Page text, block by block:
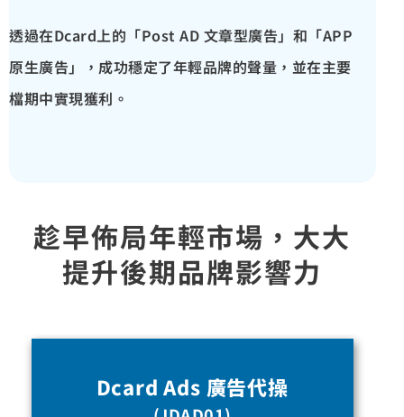
透過在Dcard上的「Post AD 文章型廣告」和「APP
原生廣告」，成功穩定了年輕品牌的聲量，並在主要
檔期中實現獲利。
趁早佈局年輕市場，大大
提升後期品牌影響力
Dcard Ads 廣告代操